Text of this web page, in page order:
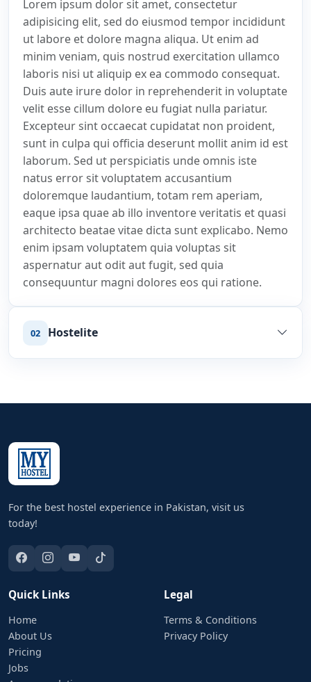
Lorem ipsum dolor sit amet, consectetur
adipisicing elit, sed do eiusmod tempor incididunt
ut labore et dolore magna aliqua. Ut enim ad
minim veniam, quis nostrud exercitation ullamco
laboris nisi ut aliquip ex ea commodo consequat.
Duis aute irure dolor in reprehenderit in voluptate
velit esse cillum dolore eu fugiat nulla pariatur.
Excepteur sint occaecat cupidatat non proident,
sunt in culpa qui officia deserunt mollit anim id est
laborum. Sed ut perspiciatis unde omnis iste
natus error sit voluptatem accusantium
doloremque laudantium, totam rem aperiam,
eaque ipsa quae ab illo inventore veritatis et quasi
architecto beatae vitae dicta sunt explicabo. Nemo
enim ipsam voluptatem quia voluptas sit
aspernatur aut odit aut fugit, sed quia
consequuntur magni dolores eos qui ratione.
02 Hostelite
For the best hostel experience in Pakistan, visit us
today!
Quick Links
Home
About Us
Pricing
Jobs
Legal
Terms & Conditions
Privacy Policy